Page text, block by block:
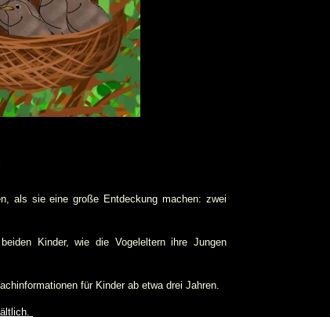
als sie eine große Entdeckung machen: zwei
Kinder, wie die Vogeleltern ihre Jungen
für Kinder ab etwa drei Jahren.